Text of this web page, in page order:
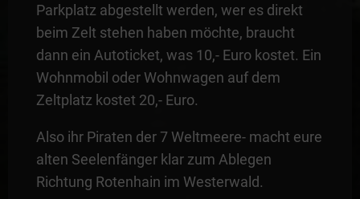
Parkplatz abgestellt werden, wer es direkt
beim Zelt stehen haben möchte, braucht
dann ein Autoticket, was 10,- Euro kostet. Ein
Wohnmobil oder Wohnwagen auf dem
Zeltplatz kostet 20,- Euro.
Also ihr Piraten der 7 Weltmeere- macht eure
alten Seelenfänger klar zum Ablegen
Richtung Rotenhain im Westerwald.